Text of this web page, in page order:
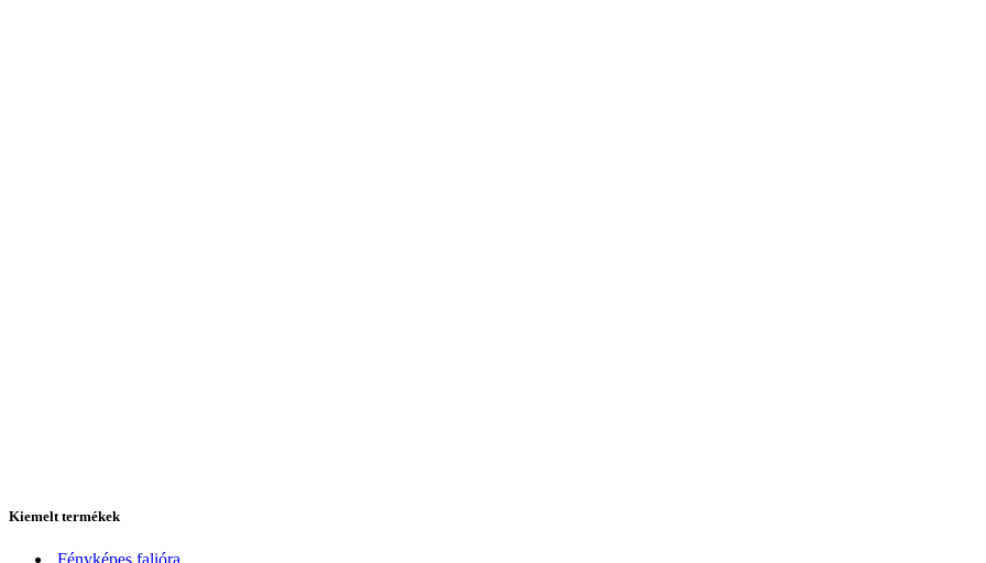
Kiemelt termékek